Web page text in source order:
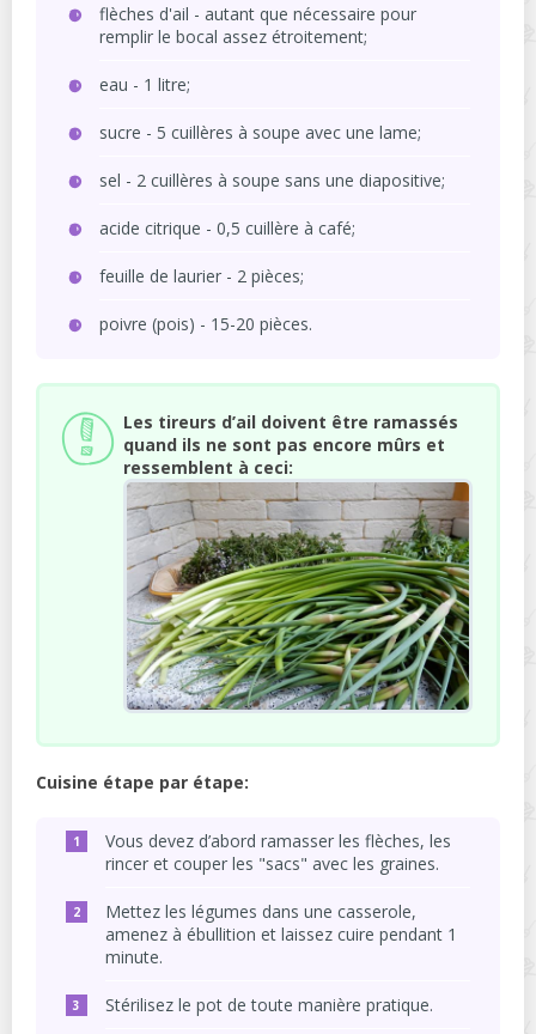
flèches d'ail - autant que nécessaire pour
remplir le bocal assez étroitement;
eau - 1 litre;
sucre - 5 cuillères à soupe avec une lame;
sel - 2 cuillères à soupe sans une diapositive;
acide citrique - 0,5 cuillère à café;
feuille de laurier - 2 pièces;
poivre (pois) - 15-20 pièces.
Les tireurs d’ail doivent être ramassés
quand ils ne sont pas encore mûrs et
ressemblent à ceci:
Cuisine étape par étape:
Vous devez d’abord ramasser les flèches, les
rincer et couper les "sacs" avec les graines.
Mettez les légumes dans une casserole,
amenez à ébullition et laissez cuire pendant 1
minute.
Stérilisez le pot de toute manière pratique.